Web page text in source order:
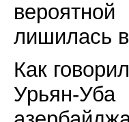
лишилась
Как
Урьян-